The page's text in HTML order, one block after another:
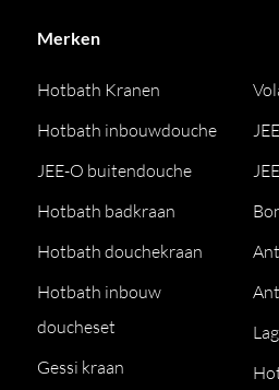
Merken
Hotbath Kranen
Hotbath inbouwdouche
JEE-O buitendouche
Hotbath badkraan
Hotbath douchekraan
Hotbath inbouw
doucheset
Gessi kraan